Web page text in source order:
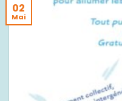
02
Mai